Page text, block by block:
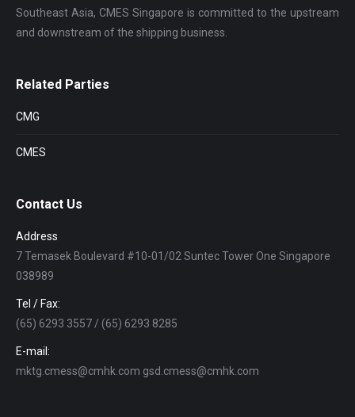
Southeast Asia, CMES Singapore is committed to the upstream
and downstream of the shipping business.
Related Parties
CMG
CMES
Contact Us
Address
7 Temasek Boulevard #10-01/02 Suntec Tower One Singapore
038989
Tel / Fax:
(65) 6293 3557 / (65) 6293 8285
E-mail:
mktg.cmess@cmhk.com gsd.cmess@cmhk.com